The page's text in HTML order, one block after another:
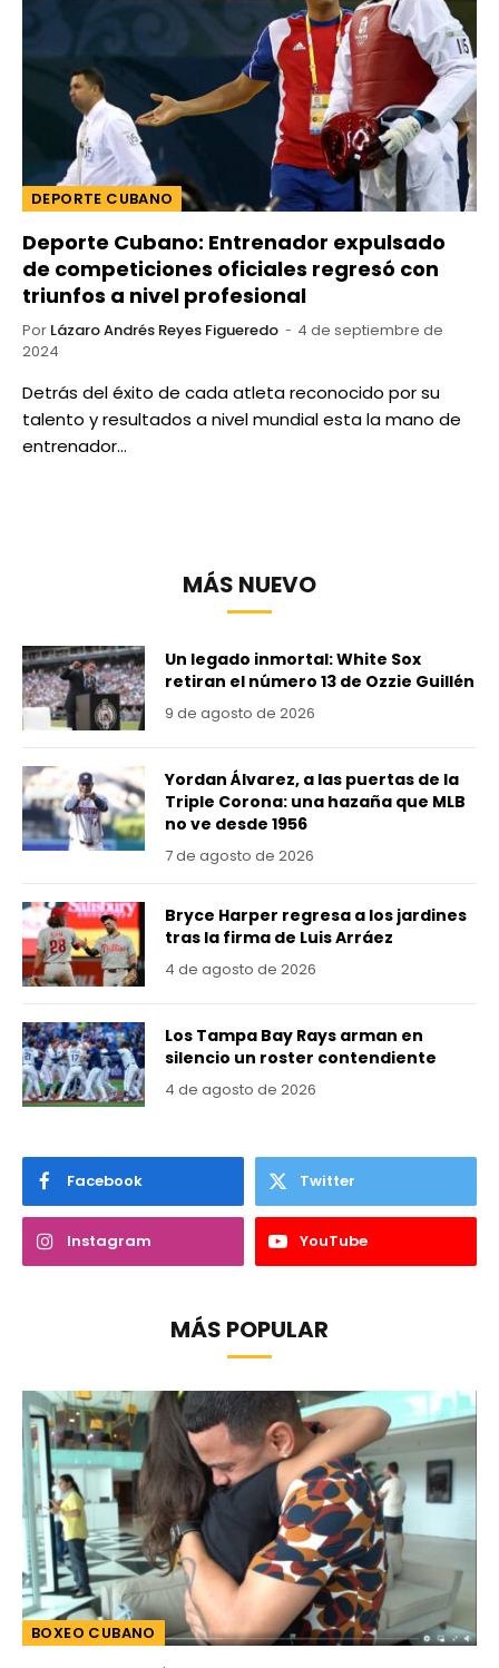
DEPORTE CUBANO
Deporte Cubano: Entrenador expulsado
de competiciones oficiales regresó con
triunfos a nivel profesional
Por Lázaro Andrés Reyes Figueredo
4 de septiembre de
2024
Detrás del éxito de cada atleta reconocido por su
talento y resultados a nivel mundial esta la mano de
entrenador…
MÁS NUEVO
Un legado inmortal: White Sox
retiran el número 13 de Ozzie Guillén
9 de agosto de 2026
Yordan Álvarez, a las puertas de la
Triple Corona: una hazaña que MLB
no ve desde 1956
7 de agosto de 2026
Bryce Harper regresa a los jardines
tras la firma de Luis Arráez
4 de agosto de 2026
Los Tampa Bay Rays arman en
silencio un roster contendiente
4 de agosto de 2026
Facebook Twitter
Instagram YouTube
MÁS POPULAR
BOXEO CUBANO